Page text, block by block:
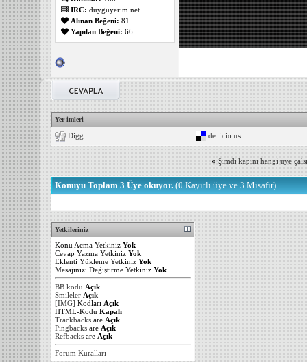
IRC: duyguyerim.net
Alınan Beğeni: 81
Yapılan Beğeni: 66
Yer imleri
Digg del.icio.us
« Şimdi kapını hangi üye
Konuyu Toplam 3 Üye okuyor. (0 Kayıtlı üye ve 3 Misafir)
Yetkileriniz
Konu Acma Yetkiniz Yok
Cevap Yazma Yetkiniz Yok
Eklenti Yükleme Yetkiniz Yok
Mesajınızı Değiştirme Yetkiniz Yok
BB kodu Açık
Smileler Açık
[IMG] Kodları Açık
HTML-Kodu Kapalı
Trackbacks are Açık
Pingbacks are Açık
Refbacks are Açık
Forum Kuralları